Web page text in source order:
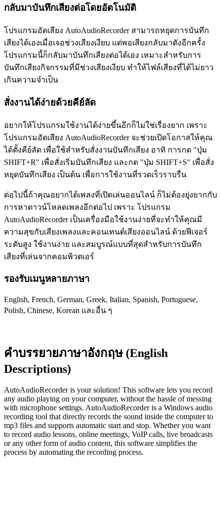
กลับมาบันทึกเสียงต่อโดยอัตโนมัติ
โปรแกรมอัดเสียง AutoAudioRecorder สามารถหยุดการบันทึก
เสียงได้เองเมื่อเจอช่วงเสียงเงียบ แต่พอเสียงกลับมาดังอีกครั้ง
โปรแกรมนี้ก็กลับมาบันทึกเสียงต่อได้เอง เหมาะสำหรับการ
บันทึกเสียงกิจกรรมที่มีช่วงเสียงเงียบ ทำให้ไฟล์เสียงที่ได้ไม่ยาว
เกินความจำเป็น
สั่งงานได้ง่ายด้วยคีย์ลัด
อยากให้โปรแกรมใช้งานได้ง่ายขึ้นอีกก็ไม่ใช่เรื่องยาก เพราะ
โปรแกรมอัดเสียง AutoAudioRecorder จะช่วยเปิดโอกาสให้คุณ
ได้ตั้งคีย์ลัด เพื่อใช้สำหรับสั่งงานบันทึกเสียง อาทิ การกด "ปุ่ม
SHIFT+R" เพื่อสั่งเริ่มบันทึกเสียง และกด "ปุ่ม SHIFT+S" เพื่อสั่ง
หยุดบันทึกเสียง เป็นต้น เพื่อการใช้งานที่รวดเร็วราบรื่น
ต่อไปนี้ถ้าคุณอยากได้เพลงที่เปิดเล่นออนไลน์ ก็ไม่ต้องยุ่งยากกับ
การหาดาวน์โหลดเพลงอีกต่อไป เพราะ โปรแกรม
AutoAudioRecorder เป็นเครื่องมือใช้งานง่ายที่จะทำให้คุณมี
ความสุขกับเสียงเพลงและคอนเทนต์เสียงออนไลน์ ด้วยฟีเจอร์
ระดับสูง ใช้งานง่าย และสมบูรณ์แบบที่สุดสำหรับการบันทึก
เสียงที่เล่นจากคอมพิวตเอร์
รองรับเมนูหลายภาษา
English, French, German, Greek, Italian, Spanish, Portuguese,
Polish, Chinese, Korean และอื่น ๆ
คำบรรยายภาษาอังกฤษ (English
Descriptions)
AutoAudioRecorder is your solution! This software lets you record
any audio playing on your computer, without the hassle of messing
with microphone settings. AutoAudioRecorder is a Windows audio
recording tool that directly records the sound inside the computer to
mp3 files and supports automatic start and stop. Whether you want
to record audio lessons, online meetings, VoIP calls, live broadcasts
or any other form of audio content, this software simplifies the
process by automating the recording process.